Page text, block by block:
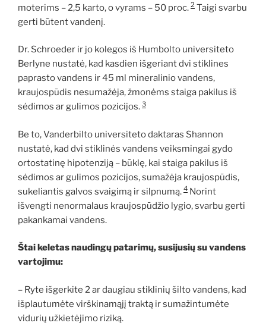
moterims – 2,5 karto, o vyrams – 50 proc. 2 Taigi svarbu
gerti būtent vandenį.
Dr. Schroeder ir jo kolegos iš Humbolto universiteto
Berlyne nustatė, kad kasdien išgeriant dvi stiklines
paprasto vandens ir 45 ml mineralinio vandens,
kraujospūdis nesumažėja, žmonėms staiga pakilus iš
sėdimos ar gulimos pozicijos. 3
Be to, Vanderbilto universiteto daktaras Shannon
nustatė, kad dvi stiklinės vandens veiksmingai gydo
ortostatinę hipotenziją – būklę, kai staiga pakilus iš
sėdimos ar gulimos pozicijos, sumažėja kraujospūdis,
sukeliantis galvos svaigimą ir silpnumą. 4 Norint
išvengti nenormalaus kraujospūdžio lygio, svarbu gerti
pakankamai vandens.
Štai keletas naudingų patarimų, susijusių su vandens
vartojimu:
– Ryte išgerkite 2 ar daugiau stiklinių šilto vandens, kad
išplautumėte virškinamąjį traktą ir sumažintumėte
vidurių užkietėjimo riziką.